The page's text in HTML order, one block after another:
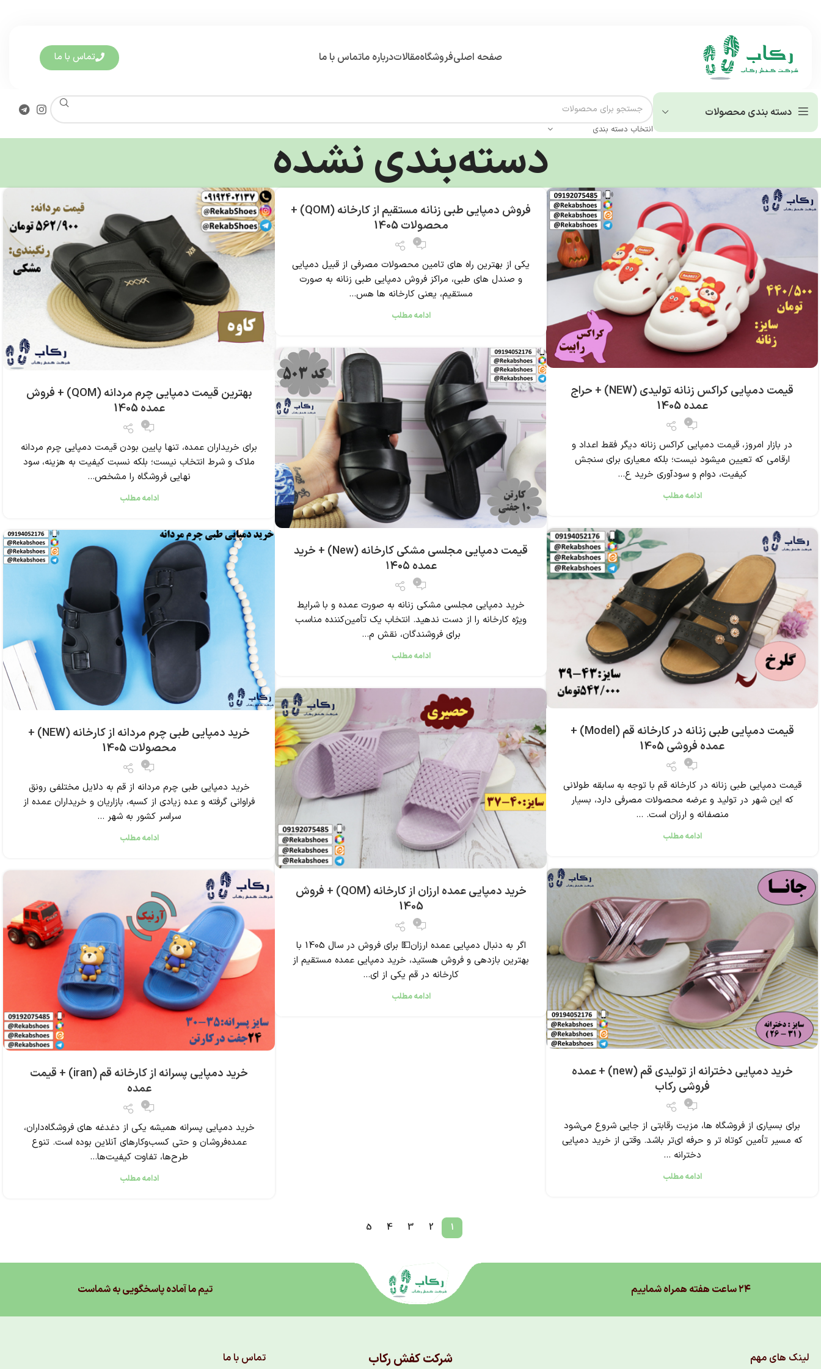
صفحه اصلیفروشگاهمقالاتدرباره ماتماس با ما تماس با ما
دسته بندی محصولات
انتخاب دسته بندی
دسته‌بندی نشده
قیمت دمپایی کراکس زنانه تولیدی (NEW) + حراج
عمده 1405
0
در بازار امروز، قیمت دمپایی کراکس زنانه دیگر فقط اعداد و
ارقامی که تعیین میشود نیست؛ بلکه معیاری برای سنجش
کیفیت، دوام و سودآوری خرید ع...
ادامه مطلب
فروش دمپایی طبی زنانه مستقیم از کارخانه (QOM) +
محصولات 1405
0
یکی از بهترین راه های تامین محصولات مصرفی از قبیل دمپایی
و صندل های طبی، مراکز فروش دمپایی طبی زنانه به صورت
مستقیم، یعنی کارخانه ها هس...
ادامه مطلب
بهترین قیمت دمپایی چرم مردانه (QOM) + فروش
عمده 1405
0
برای خریداران عمده، تنها پایین بودن قیمت دمپایی چرم مردانه
ملاک و شرط انتخاب نیست؛ بلکه نسبت کیفیت به هزینه، سود
نهایی فروشگاه را مشخص...
ادامه مطلب
قیمت دمپایی مجلسی مشکی کارخانه (New) + خرید
عمده ۱۴۰۵
0
خرید دمپایی مجلسی مشکی زنانه به صورت عمده و با شرایط
ویژه کارخانه را از دست ندهید. انتخاب یک تأمین‌کننده مناسب
برای فروشندگان، نقش م...
ادامه مطلب
قیمت دمپایی طبی زنانه در کارخانه قم (Model) +
عمده فروشی 1405
0
قیمت دمپایی طبی زنانه در کارخانه قم با توجه به سابقه طولانی
که این شهر در تولید و عرضه محصولات مصرفی دارد، بسیار
منصفانه و ارزان است. ...
ادامه مطلب
خرید دمپایی طبی چرم مردانه از کارخانه (NEW) +
محصولات 1405
0
خرید دمپایی طبی چرم مردانه از قم به دلایل مختلفی رونق
فراوانی گرفته و عده زیادی از کسبه، بازاریان و خریداران عمده از
سراسر کشور به شهر ...
ادامه مطلب
خرید دمپایی عمده ارزان از کارخانه (QOM) + فروش
1405
0
اگر به دنبال دمپایی عمده ارزان💵 برای فروش در سال 1405 با
بهترین بازدهی و فروش هستید، خرید دمپایی عمده مستقیم از
کارخانه در قم یکی از ای...
ادامه مطلب
خرید دمپایی دخترانه از تولیدی قم (new) + عمده
فروشی رکاب
0
برای بسیاری از فروشگاه‌ ها، مزیت رقابتی از جایی شروع می‌شود
که مسیر تأمین کوتاه ‌تر و حرفه ‌ای‌تر باشد. وقتی از خرید دمپایی
دخترانه ...
ادامه مطلب
خرید دمپایی پسرانه از کارخانه قم (iran) + قیمت
عمده
0
خرید دمپایی پسرانه همیشه یکی از دغدغه ‌های فروشگاه‌داران،
عمده‌فروشان و حتی کسب‌وکارهای آنلاین بوده است. تنوع
طرح‌ها، تفاوت کیفیت‌ها...
ادامه مطلب
1
2
3
4
5
۲۴ ساعت هفته همراه شماییم تیم ما آماده پاسخگویی به شماست
لینک های مهم شرکت کفش رکاب تماس با ما